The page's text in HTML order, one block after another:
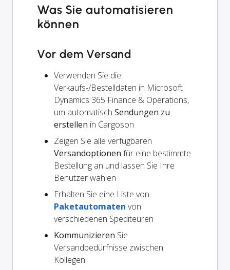
Was Sie automatisieren
können
Vor dem Versand
Verwenden Sie die
Verkaufs-/Bestelldaten in Microsoft
Dynamics 365 Finance & Operations,
um automatisch Sendungen zu
erstellen in Cargoson
Zeigen Sie alle verfügbaren
Versandoptionen für eine bestimmte
Bestellung an und lassen Sie Ihre
Benutzer wählen
Erhalten Sie eine Liste von
Paketautomaten von
verschiedenen Spediteuren
Kommunizieren Sie
Versandbedürfnisse zwischen
Kollegen